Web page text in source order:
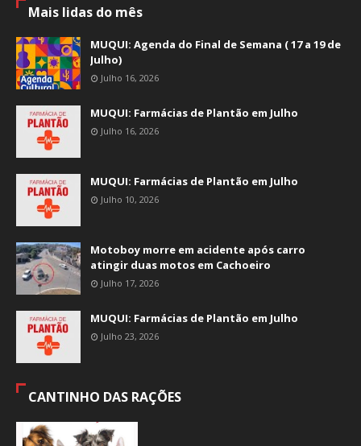
Mais lidas do mês
MUQUI: Agenda do Final de Semana ( 17 a 19 de
Julho)
Julho 16, 2026
MUQUI: Farmácias de Plantão em Julho
Julho 16, 2026
MUQUI: Farmácias de Plantão em Julho
Julho 10, 2026
Motoboy morre em acidente após carro
atingir duas motos em Cachoeiro
Julho 17, 2026
MUQUI: Farmácias de Plantão em Julho
Julho 23, 2026
CANTINHO DAS RAÇÕES